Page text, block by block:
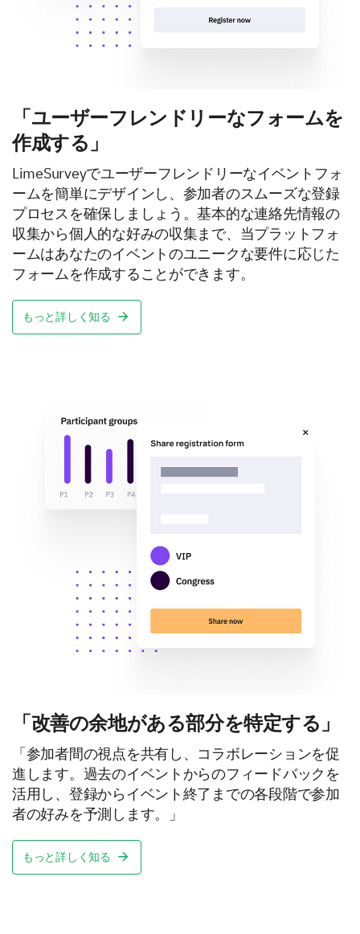
「ユーザーフレンドリーなフォームを
作成する」
LimeSurveyでユーザーフレンドリーなイベントフォ
ームを簡単にデザインし、参加者のスムーズな登録
プロセスを確保しましょう。基本的な連絡先情報の
収集から個人的な好みの収集まで、当プラットフォ
ームはあなたのイベントのユニークな要件に応じた
フォームを作成することができます。
もっと詳しく知る
「改善の余地がある部分を特定する」
「参加者間の視点を共有し、コラボレーションを促
進します。過去のイベントからのフィードバックを
活用し、登録からイベント終了までの各段階で参加
者の好みを予測します。」
もっと詳しく知る